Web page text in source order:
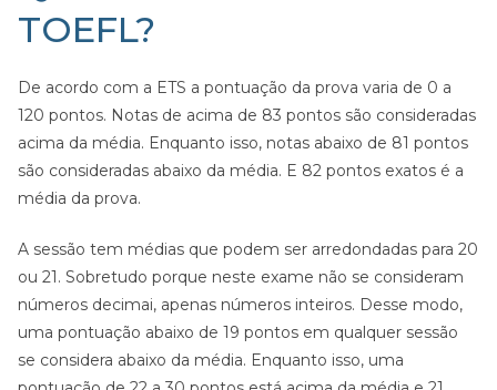
TOEFL?
De acordo com a ETS a pontuação da prova varia de 0 a
120 pontos. Notas de acima de 83 pontos são consideradas
acima da média. Enquanto isso, notas abaixo de 81 pontos
são consideradas abaixo da média. E 82 pontos exatos é a
média da prova.
A sessão tem médias que podem ser arredondadas para 20
ou 21. Sobretudo porque neste exame não se consideram
números decimai, apenas números inteiros. Desse modo,
uma pontuação abaixo de 19 pontos em qualquer sessão
se considera abaixo da média. Enquanto isso, uma